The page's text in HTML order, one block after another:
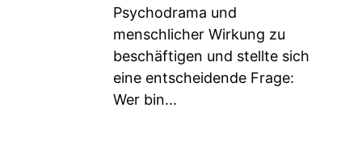
Psychodrama und
menschlicher Wirkung zu
beschäftigen und stellte sich
eine entscheidende Frage:
Wer bin...